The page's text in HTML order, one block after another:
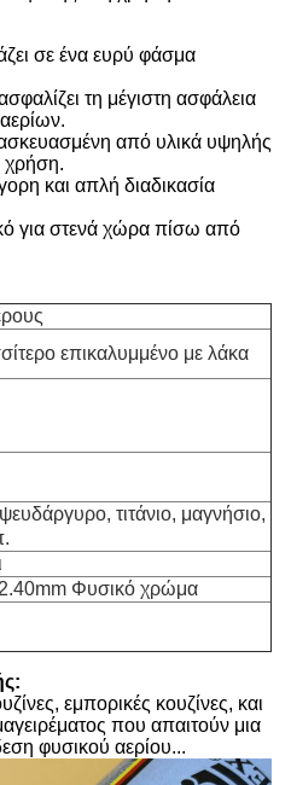
σε ένα ευρύ φάσμα
τη μέγιστη ασφάλεια
από υλικά υψηλής
χρήση.
και απλή διαδικασία
για στενά χώρα πίσω από
επικαλυμμένο με λάκα
τιτάνιο, μαγνήσιο,
Φυσικό χρώμα
εμπορικές κουζίνες, και
που απαιτούν μια
φυσικού αερίου...